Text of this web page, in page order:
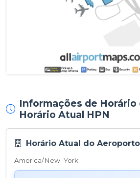
Informações de
Horário Atual HPN
Horário Atual do Aeroporto
America/New_York